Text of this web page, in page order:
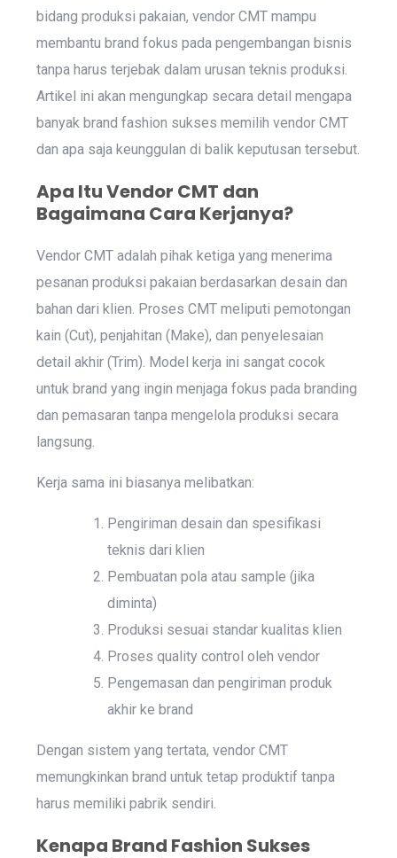
bidang produksi pakaian, vendor CMT mampu
membantu brand fokus pada pengembangan bisnis
tanpa harus terjebak dalam urusan teknis produksi.
Artikel ini akan mengungkap secara detail mengapa
banyak brand fashion sukses memilih vendor CMT
dan apa saja keunggulan di balik keputusan tersebut.
Apa Itu Vendor CMT dan
Bagaimana Cara Kerjanya?
Vendor CMT adalah pihak ketiga yang menerima
pesanan produksi pakaian berdasarkan desain dan
bahan dari klien. Proses CMT meliputi pemotongan
kain (Cut), penjahitan (Make), dan penyelesaian
detail akhir (Trim). Model kerja ini sangat cocok
untuk brand yang ingin menjaga fokus pada branding
dan pemasaran tanpa mengelola produksi secara
langsung.
Kerja sama ini biasanya melibatkan:
Pengiriman desain dan spesifikasi
teknis dari klien
Pembuatan pola atau sample (jika
diminta)
Produksi sesuai standar kualitas klien
Proses quality control oleh vendor
Pengemasan dan pengiriman produk
akhir ke brand
Dengan sistem yang tertata, vendor CMT
memungkinkan brand untuk tetap produktif tanpa
harus memiliki pabrik sendiri.
Kenapa Brand Fashion Sukses